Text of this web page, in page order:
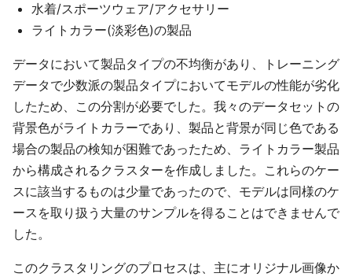
水着/スポーツウェア/アクセサリー
ライトカラー(淡彩色)の製品
データにおいて製品タイプの不均衡があり、トレーニング
データで少数派の製品タイプにおいてモデルの性能が劣化
したため、この分割が必要でした。我々のデータセットの
背景色がライトカラーであり、製品と背景が同じ色である
場合の製品の検知が困難であったため、ライトカラー製品
から構成されるクラスターを作成しました。これらのケー
スに該当するものは少量であったので、モデルは同様のケ
ースを取り扱う大量のサンプルを得ることはできませんで
した。
このクラスタリングのプロセスは、主にオリジナル画像か